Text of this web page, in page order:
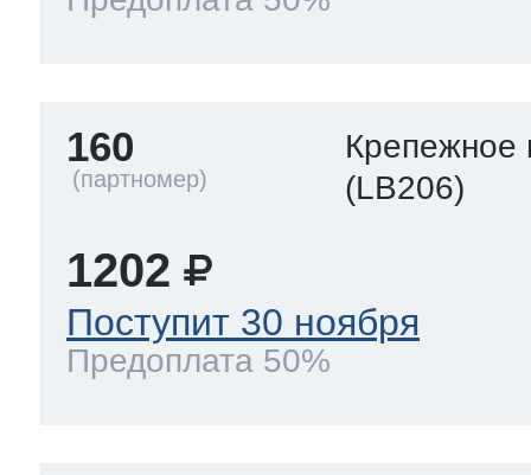
160
Крепежное
(LB206)
1202
Поступит 30 ноября
Предоплата 50%